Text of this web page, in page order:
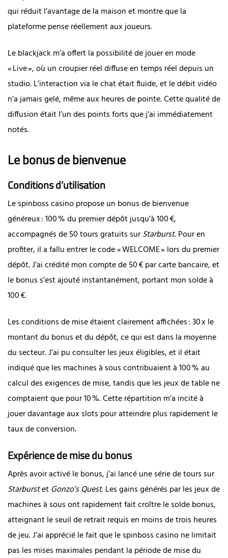
qui réduit l’avantage de la maison et montre que la
plateforme pense réellement aux joueurs.
Le blackjack m’a offert la possibilité de jouer en mode
« Live », où un croupier réel diffuse en temps réel depuis un
studio. L’interaction via le chat était fluide, et le débit vidéo
n’a jamais gelé, même aux heures de pointe. Cette qualité de
diffusion était l’un des points forts que j’ai immédiatement
notés.
Le bonus de bienvenue
Conditions d’utilisation
Le spinboss casino propose un bonus de bienvenue
généreux : 100 % du premier dépôt jusqu’à 100 €,
accompagnés de 50 tours gratuits surStarburst. Pour en
profiter, il a fallu entrer le code « WELCOME » lors du premier
dépôt. J’ai crédité mon compte de 50 € par carte bancaire, et
le bonus s’est ajouté instantanément, portant mon solde à
100 €.
Les conditions de mise étaient clairement affichées : 30 x le
montant du bonus et du dépôt, ce qui est dans la moyenne
du secteur. J’ai pu consulter les jeux éligibles, et il était
indiqué que les machines à sous contribuaient à 100 % au
calcul des exigences de mise, tandis que les jeux de table ne
comptaient que pour 10 %. Cette répartition m’a incité à
jouer davantage aux slots pour atteindre plus rapidement le
taux de conversion.
Expérience de mise du bonus
Après avoir activé le bonus, j’ai lancé une série de tours sur
Starburstet Gonzo’s Quest. Les gains générés par les jeux de
machines à sous ont rapidement fait croître le solde bonus,
atteignant le seuil de retrait requis en moins de trois heures
de jeu. J’ai apprécié le fait que le spinboss casino ne limitait
pas les mises maximales pendant la période de mise du